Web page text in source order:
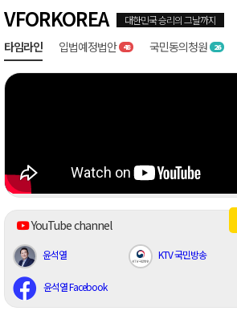
VFORKOREA
타임라인 입법예정 48 국민 26
YouTube channel
윤석열 KTV 국민방송
윤석열 Facebook